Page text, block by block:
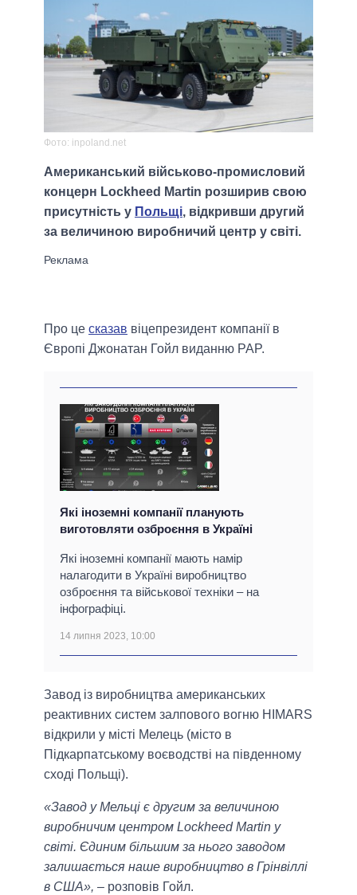
Фото: inpoland.net
Американський військово-промисловий
концерн Lockheed Martin розширив свою
присутність у Польщі, відкривши другий
за величиною виробничий центр у світі.
Про це сказав віцепрезидент компанії в
Європі Джонатан Гойл виданню PAP.
Які іноземні компанії планують
виготовляти озброєння в Україні
Які іноземні компанії мають намір
налагодити в Україні виробництво
озброєння та військової техніки – на
інфографіці.
14 липня 2023, 10:00
Завод із виробництва американських
реактивних систем залпового вогню HIMARS
відкрили у місті Мелець (місто в
Підкарпатському воєводстві на південному
сході Польщі).
«Завод у Мельці є другим за величиною
виробничим центром Lockheed Martin у
світі. Єдиним більшим за нього заводом
залишається наше виробництво в Грінвіллі
в США», – розповів Гойл.